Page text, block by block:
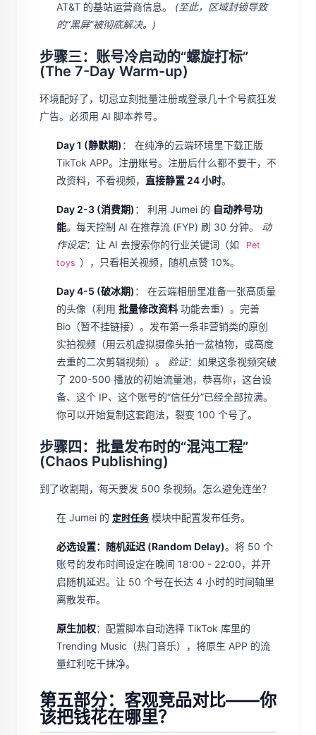
AT&T 的基站运营商信息。 (至此，区域封锁导致
的“黑屏”被彻底解决。)
步骤三：账号冷启动的“螺旋打标”
(The 7-Day Warm-up)
环境配好了，切忌立刻批量注册或登录几十个号疯狂发
广告。必须用 AI 脚本养号。
Day 1 (静默期) ： 在纯净的云端环境里下载正版
TikTok APP。注册账号。注册后什么都不要干，不
改资料，不看视频， 直接静置 24 小时。
Day 2-3 (消费期) ： 利用 Jumei 的 自动养号功
能。每天控制 AI 在推荐流 (FYP) 刷 30 分钟。 动
作设定：让 AI 去搜索你的行业关键词（如
Pet
toys ），只看相关视频，随机点赞 10%。
Day 4-5 (破冰期) ： 在云端相册里准备一张高质量
的头像（利用 批量修改资料 功能去重）。完善
Bio（暂不挂链接）。发布第一条非营销类的原创
实拍视频（用云机虚拟摄像头拍一盆植物，或高度
去重的二次剪辑视频）。 验证：如果这条视频突破
了 200-500 播放的初始流量池，恭喜你，这台设
备、这个 IP、这个账号的“信任分”已经全部拉满。
你可以开始复制这套跑法，裂变 100 个号了。
步骤四：批量发布时的“混沌工程”
(Chaos Publishing)
到了收割期，每天要发 500 条视频。怎么避免连坐？
在 Jumei 的 定时任务 模块中配置发布任务。
必选设置：随机延迟 (Random Delay)。将 50 个
账号的发布时间设定在晚间 18:00 - 22:00，并开
启随机延迟。让 50 个号在长达 4 小时的时间轴里
离散发布。
原生加权：配置脚本自动选择 TikTok 库里的
Trending Music（热门音乐），将原生 APP 的流
量红利吃干抹净。
第五部分：客观竞品对比——你
该把钱花在哪里？